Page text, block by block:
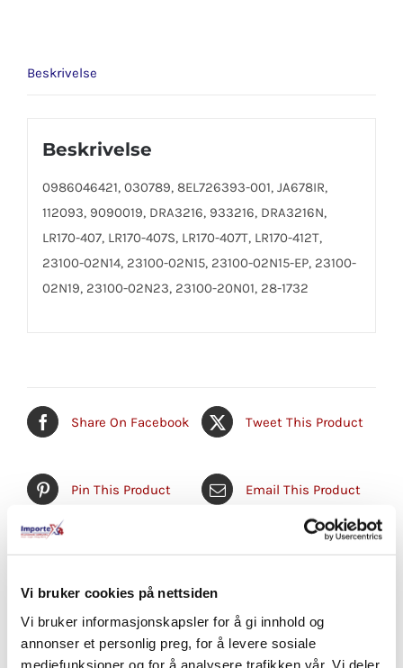
Vi bruker cookies på nettsiden
Vi bruker informasjonskapsler for å gi innhold og
annonser et personlig preg, for å levere sosiale
mediefunksjoner og for å analysere trafikken vår. Vi deler
Beskrivelse
Beskrivelse
0986046421, 030789, 8EL726393-001, JA678IR,
112093, 9090019, DRA3216, 933216, DRA3216N,
LR170-407, LR170-407S, LR170-407T, LR170-412T,
23100-02N14, 23100-02N15, 23100-02N15-EP, 23100-
02N19, 23100-02N23, 23100-20N01, 28-1732
Share On Facebook Tweet This Product
Pin This Product Email This Product
Relaterte produkter